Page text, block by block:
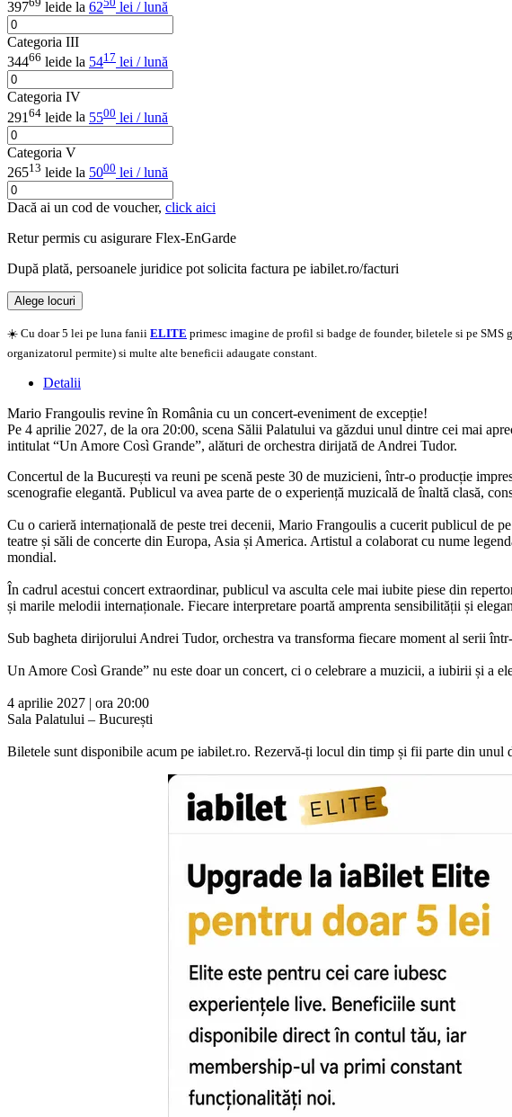
397
leide la 62 lei / lună
Categoria III
34466 leide la 5417 lei / lună
Categoria IV
291 64 leide la 5500 lei / lună
Categoria V
26513 leide la 5000 lei / lună
Dacă ai un cod de voucher, click aici
Retur permis cu asigurare Flex-EnGarde
După plată, persoanele juridice pot solicita factura pe iabilet.ro/facturi
Alege locuri
☀️ Cu doar 5 lei pe luna fanii ELITE primesc imagine de profil si badge de founder, biletele si pe
organizatorul permite) si multe alte beneficii adaugate constant.
Detalii
Mario Frangoulis revine în România cu un concert-eveniment de excepție!
Pe 4 aprilie 2027, de la ora 20:00, scena Sălii Palatului va găzdui unul dintre cei mai
intitulat “Un Amore Così Grande”, alături de orchestra dirijată de Andrei Tudor.
Concertul de la București va reuni pe scenă peste 30 de muzicieni, într-o producție
scenografie elegantă. Publicul va avea parte de o experiență muzicală de înaltă clasă,
Cu o carieră internațională de peste trei decenii, Mario Frangoulis a cucerit publicul de
teatre și săli de concerte din Europa, Asia și America. Artistul a colaborat cu nume
mondial.
În cadrul acestui concert extraordinar, publicul va asculta cele mai iubite piese din
și marile melodii internaționale. Fiecare interpretare poartă amprenta sensibilității și
Sub bagheta dirijorului Andrei Tudor, orchestra va transforma fiecare moment al serii
Un Amore Così Grande” nu este doar un concert, ci o celebrare a muzicii, a iubirii și a
4 aprilie 2027 | ora 20:00
Sala Palatului – București
Biletele sunt disponibile acum pe iabilet.ro. Rezervă-ți locul din timp și fii parte din unul